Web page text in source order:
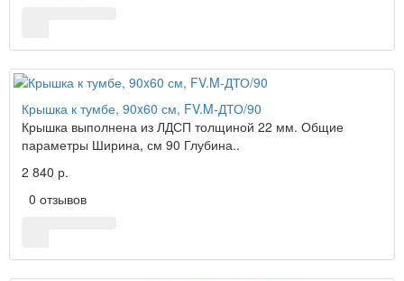
Крышка к тумбе, 90x60 см, FV.M-ДТО/90
Крышка выполнена из ЛДСП толщиной 22 мм. Общие
параметры Ширина, см 90 Глубина..
2 840 р.
0 отзывов